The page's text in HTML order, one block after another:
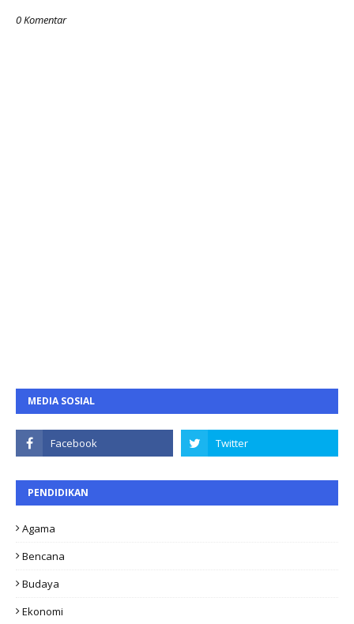
0 Komentar
MEDIA SOSIAL
PENDIDIKAN
Agama
Bencana
Budaya
Ekonomi